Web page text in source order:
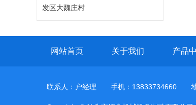
发区大魏庄村
网站首页 关于我们 产品
联系人：户经理 手机：13833734660 地